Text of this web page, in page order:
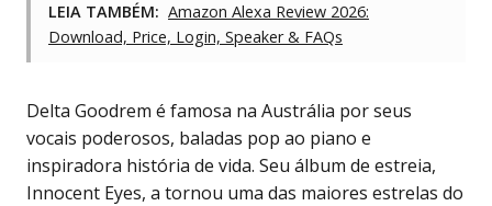
LEIA TAMBÉM: Amazon Alexa Review 2026:
Download, Price, Login, Speaker & FAQs
Delta Goodrem é famosa na Austrália por seus
vocais poderosos, baladas pop ao piano e
inspiradora história de vida. Seu álbum de estreia,
Innocent Eyes, a tornou uma das maiores estrelas do